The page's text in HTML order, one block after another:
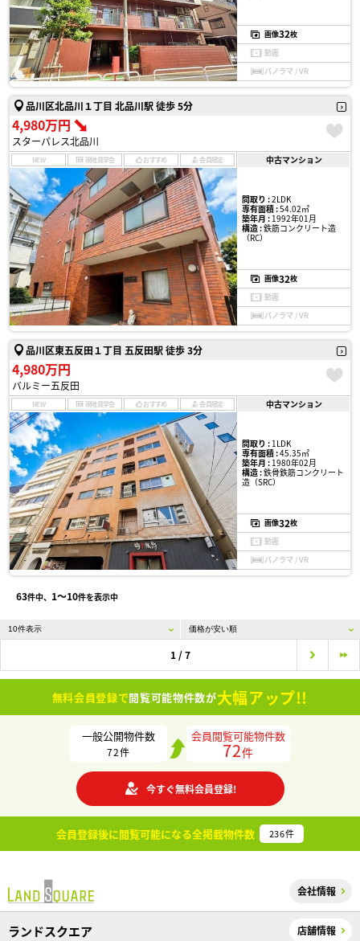
画像32枚
動画
パノラマ / VR
品川区北品川１丁目 北品川駅 徒歩 5分
4,980万円
スターパレス北品川
NEW 現地見学会 おすすめ 会員限定 中古マンション
間取り :2LDK
専有面積 :54.02㎡
築年月 :1992年01月
構造 :鉄筋コンクリート造
（RC）
画像32枚
動画
パノラマ / VR
品川区東五反田１丁目 五反田駅 徒歩 3分
4,980万円
バルミー五反田
NEW 現地見学会 おすすめ 会員限定 中古マンション
間取り :1LDK
専有面積 :45.35㎡
築年月 :1980年02月
構造 :鉄骨鉄筋コンクリート
造（SRC）
画像32枚
動画
パノラマ / VR
63件中、 1〜10件を表示中
1 / 7
無料会員登録で閲覧可能物件数が大幅アップ!!
一般公開物件数
72件
会員閲覧可能物件数
72件
今すぐ無料会員登録!
会員登録後に閲覧可能になる全掲載物件数 236件
会社情報
ランドスクエア 店舗情報